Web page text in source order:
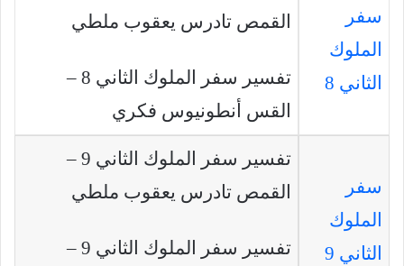
سفر
الملوك
الثاني 8
القمص تادرس يعقوب ملطي
تفسير سفر الملوك الثاني 8 –
القس أنطونيوس فكري
سفر
الملوك
الثاني 9
تفسير سفر الملوك الثاني 9 –
القمص تادرس يعقوب ملطي
تفسير سفر الملوك الثاني 9 –